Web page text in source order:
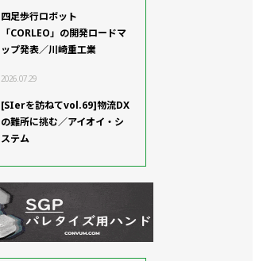
四足歩行ロボット
「CORLEO」の開発ロードマ
ップ発表／川崎重工業
2026.07.29
[SIerを訪ねてvol.69]物流DX
の難所に挑む／アイオイ・シ
ステム